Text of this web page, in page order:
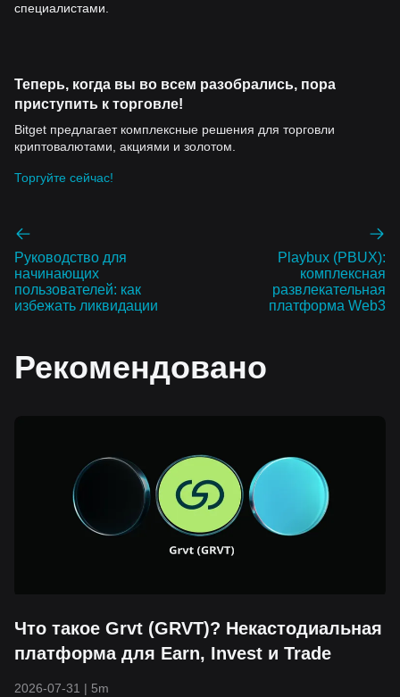
специалистами.
Теперь, когда вы во всем разобрались, пора
приступить к торговле!
Bitget предлагает комплексные решения для торговли
криптовалютами, акциями и золотом.
Торгуйте сейчас!
Руководство для
начинающих
пользователей: как
избежать ликвидации
Playbux (PBUX):
комплексная
развлекательная
платформа Web3
Рекомендовано
Что такое Grvt (GRVT)? Некастодиальная
платформа для Earn, Invest и Trade
2026-07-31 | 5m